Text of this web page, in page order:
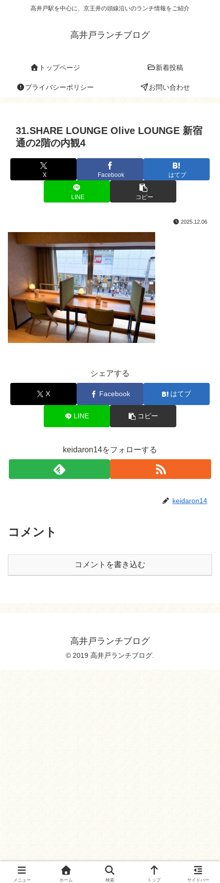
高井戸駅を中心に、京王井の頭線沿いのランチ情報をご紹介
高井戸ランチブログ
トップページ 新着投稿
プライバシーポリシー お問い合わせ
31.SHARE LOUNGE Olive LOUNGE 新宿
通の2階の内観4
X Facebook はてブ
LINE コピー
2025.12.06
シェアする
X Facebook はてブ
LINE コピー
keidaron14をフォローする
keidaron14
コメント
コメントを書き込む
高井戸ランチブログ
© 2019 高井戸ランチブログ.
メニュー ホーム 検索 トップ サイドバー